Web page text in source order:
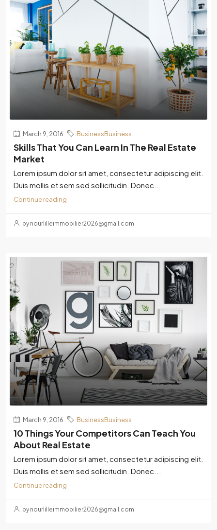
March 9, 2016 BusinessBusiness
Skills That You Can Learn In The Real Estate
Market
Lorem ipsum dolor sit amet, consectetur adipiscing elit.
Duis mollis et sem sed sollicitudin. Donec...
Continue reading
by nourlilleimmobilier2026@gmail.com
March 9, 2016 BusinessBusiness
10 Things Your Competitors Can Teach You
About Real Estate
Lorem ipsum dolor sit amet, consectetur adipiscing elit.
Duis mollis et sem sed sollicitudin. Donec...
Continue reading
by nourlilleimmobilier2026@gmail.com